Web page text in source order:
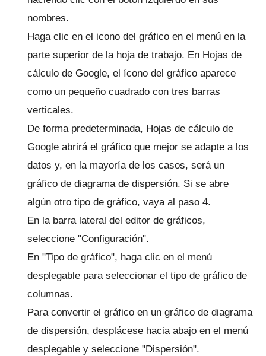
nombres.
Haga clic en el icono del gráfico en el menú en la
parte superior de la hoja de trabajo. En Hojas de
cálculo de Google, el ícono del gráfico aparece
como un pequeño cuadrado con tres barras
verticales.
De forma predeterminada, Hojas de cálculo de
Google abrirá el gráfico que mejor se adapte a los
datos y, en la mayoría de los casos, será un
gráfico de diagrama de dispersión. Si se abre
algún otro tipo de gráfico, vaya al paso 4.
En la barra lateral del editor de gráficos,
seleccione "Configuración".
En "Tipo de gráfico", haga clic en el menú
desplegable para seleccionar el tipo de gráfico de
columnas.
Para convertir el gráfico en un gráfico de diagrama
de dispersión, desplácese hacia abajo en el menú
desplegable y seleccione "Dispersión".